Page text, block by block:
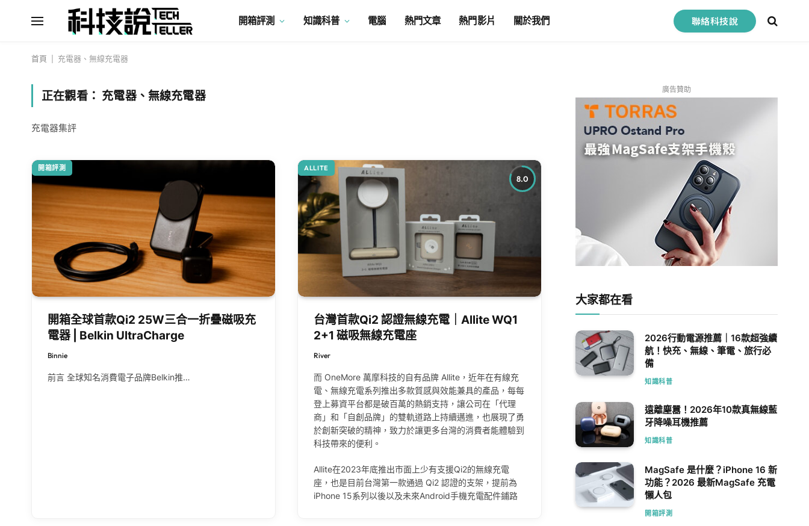
開箱評測 知識科普 電腦 熱門文章 熱門影片 關於我們 聯絡科技說
首頁 充電器、無線充電器
正在觀看： 充電器、無線充電器
充電器集評
開箱評測
開箱全球首款Qi2 25W三合一折疊磁吸充
電器 | Belkin UltraCharge
Binnie
前言 全球知名消費電子品牌Belkin推…
8.0
ALLITE
台灣首款Qi2 認證無線充電｜Allite WQ1
2+1 磁吸無線充電座
River
而 OneMore 萬摩科技的自有品牌 Allite，近年在有線充
電、無線充電系列推出多款質感與效能兼具的產品，每每
登上募資平台都是破百萬的熱銷支持，讓公司在「代理
商」和「自創品牌」的雙軌道路上持續邁進，也展現了勇
於創新突破的精神，致力於讓更多台灣的消費者能體驗到
科技帶來的便利。
Allite在2023年底推出市面上少有支援Qi2的無線充電
座，也是目前台灣第一款通過 Qi2 認證的支架，提前為
iPhone 15系列以後以及未來Android手機充電配件鋪路
廣告贊助
大家都在看
2026行動電源推薦｜16款超強續
航！快充、無線、筆電、旅行必
備
知識科普
遠離塵囂！2026年10款真無線藍
牙降噪耳機推薦
知識科普
MagSafe 是什麼？iPhone 16 新
功能？2026 最新MagSafe 充電
懶人包
開箱評測